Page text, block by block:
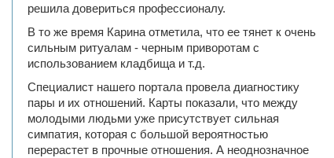
решила довериться профессионалу.
В то же время Карина отметила, что ее тянет к очень
сильным ритуалам - черным приворотам с
использованием кладбища и т.д.
Специалист нашего портала провела диагностику
пары и их отношений. Карты показали, что между
молодыми людьми уже присутствует сильная
симпатия, которая с большой вероятностью
перерастет в прочные отношения. А неоднозначное